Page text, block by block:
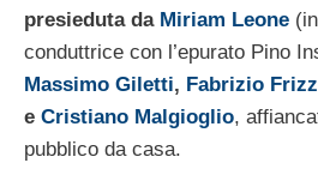
presieduta da Miriam Leone
conduttrice con l’epurato Pino
Massimo Giletti, Fabrizio
e Cristiano Malgioglio,
pubblico da casa.